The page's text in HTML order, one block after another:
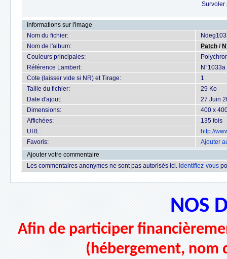
Survoler
Informations sur l'image
Nom du fichier:
Nom de l'album:
Patch /
Couleurs principales:
Référence Lambert:
Cote (laisser vide si NR) et Tirage:
1
Taille du fichier:
29 Ko
Date d'ajout:
27 Juin
Dimensions:
400 x
Affichées:
135 fois
URL:
http://
Favoris:
Ajouter
Ajouter votre commentaire
Les commentaires anonymes ne sont pas autorisés ici. Identifiez-vous
NOS
Afin de participer
(hébergement,